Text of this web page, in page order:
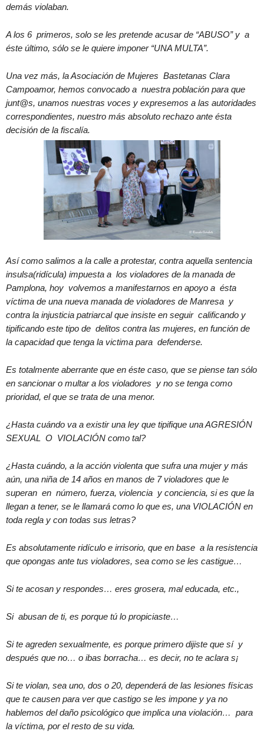
demás violaban.
A los 6 primeros, solo se les pretende acusar de “ABUSO” y a
éste último, sólo se le quiere imponer “UNA MULTA”.
Una vez más, la Asociación de Mujeres Bastetanas Clara
Campoamor, hemos convocado a nuestra población para que
junt@s, unamos nuestras voces y expresemos a las autoridades
correspondientes, nuestro más absoluto rechazo ante ésta
decisión de la fiscalía.
Así como salimos a la calle a protestar, contra aquella sentencia
insulsa(ridícula) impuesta a los violadores de la manada de
Pamplona, hoy volvemos a manifestarnos en apoyo a ésta
víctima de una nueva manada de violadores de Manresa y
contra la injusticia patriarcal que insiste en seguir calificando y
tipificando este tipo de delitos contra las mujeres, en función de
la capacidad que tenga la victima para defenderse.
Es totalmente aberrante que en éste caso, que se piense tan sólo
en sancionar o multar a los violadores y no se tenga como
prioridad, el que se trata de una menor.
¿Hasta cuándo va a existir una ley que tipifique una AGRESIÓN
SEXUAL O VIOLACIÓN como tal?
¿Hasta cuándo, a la acción violenta que sufra una mujer y más
aún, una niña de 14 años en manos de 7 violadores que le
superan en número, fuerza, violencia y conciencia, si es que la
llegan a tener, se le llamará como lo que es, una VIOLACIÓN en
toda regla y con todas sus letras?
Es absolutamente ridículo e irrisorio, que en base a la resistencia
que opongas ante tus violadores, sea como se les castigue…
Si te acosan y respondes… eres grosera, mal educada, etc.,
Si abusan de ti, es porque tú lo propiciaste…
Si te agreden sexualmente, es porque primero dijiste que sí y
después que no… o ibas borracha… es decir, no te aclara s¡
Si te violan, sea uno, dos o 20, dependerá de las lesiones físicas
que te causen para ver que castigo se les impone y ya no
hablemos del daño psicológico que implica una violación… para
la víctima, por el resto de su vida.